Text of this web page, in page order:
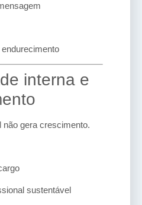
interna e
gera crescimento.
sustentável